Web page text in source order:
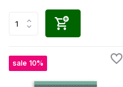
sale 10%